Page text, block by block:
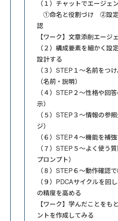
（１）チャットでエージェ
①命名と役割づけ ②設
認
【ワーク】文章添削エージ
（２）構成要素を細かく設
設計する
（３）STEP１～名前をつ
（名前・説明）
（４）STEP２～性格や回
示）
（５）STEP３～情報の参
ジ）
（６）STEP４～機能を補強
（７）STEP５～よく使う
プロンプト）
（８）STEP６～動作確認
（９）PDCAサイクルを回
の精度を高める
【ワーク】学んだことをも
ントを作成してみる